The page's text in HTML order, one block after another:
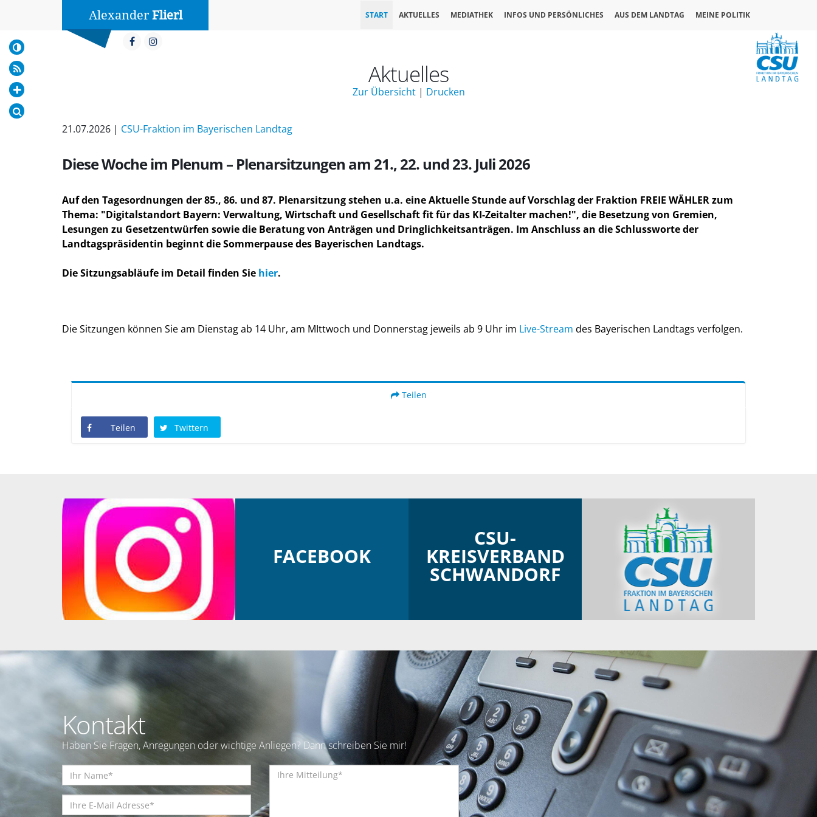
Alexander Flierl START AKTUELLES MEDIATHEK INFOS UND PERSÖNLICHES AUS DEM LANDTAG MEINE POLITIK
Aktuelles
Zur Übersicht| Drucken
21.07.2026 | CSU-Fraktion im Bayerischen Landtag
Diese Woche im Plenum – Plenarsitzungen am 21., 22. und 23. Juli 2026
Auf den Tagesordnungen der 85., 86. und 87. Plenarsitzung stehen u.a. eine Aktuelle Stunde auf Vorschlag der Fraktion FREIE WÄHLER zum
Thema: "Digitalstandort Bayern: Verwaltung, Wirtschaft und Gesellschaft fit für das KI-Zeitalter machen!", die Besetzung von Gremien,
Lesungen zu Gesetzentwürfen sowie die Beratung von Anträgen und Dringlichkeitsanträgen. Im Anschluss an die Schlussworte der
Landtagspräsidentin beginnt die Sommerpause des Bayerischen Landtags.
Die Sitzungsabläufe im Detail finden Sie hier.
Die Sitzungen können Sie am Dienstag ab 14 Uhr, am MIttwoch und Donnerstag jeweils ab 9 Uhr im Live-Stream des Bayerischen Landtags verfolgen.
Teilen
Teilen Twittern
FACEBOOK
CSU-
KREISVERBAND
SCHWANDORF
Kontakt
Haben Sie Fragen, Anregungen oder wichtige Anliegen? Dann schreiben Sie mir!